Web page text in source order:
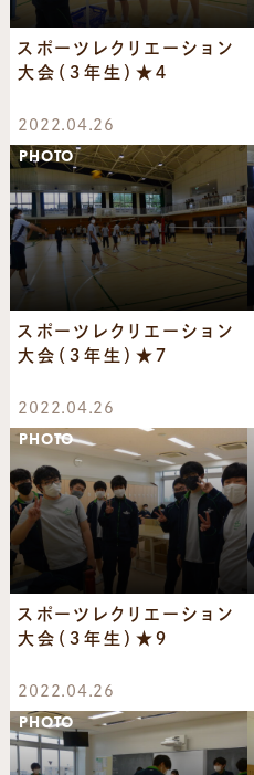
スポーツレクリエーション
大会（３年生）★４
2022.04.26
PHOTO
スポーツレクリエーション
大会（３年生）★７
2022.04.26
PHOTO
スポーツレクリエーション
大会（３年生）★９
2022.04.26
PHOTO